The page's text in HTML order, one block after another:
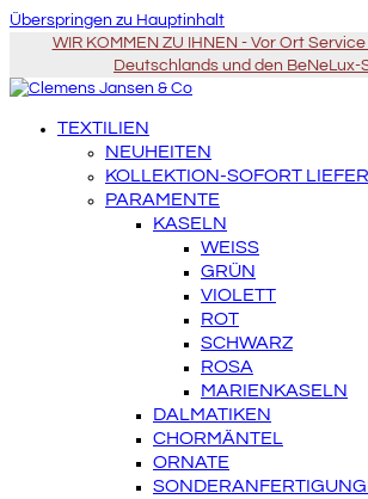
Überspringen zu Hauptinhalt
WIR KOMMEN ZU IHNEN - Vor Ort
Deutschlands und den BeNeLux-
TEXTILIEN
NEUHEITEN
KOLLEKTION-SOFORT
PARAMENTE
KASELN
WEISS
GRÜN
VIOLETT
ROT
SCHWARZ
ROSA
MARIENKASELN
DALMATIKEN
CHORMÄNTEL
ORNATE